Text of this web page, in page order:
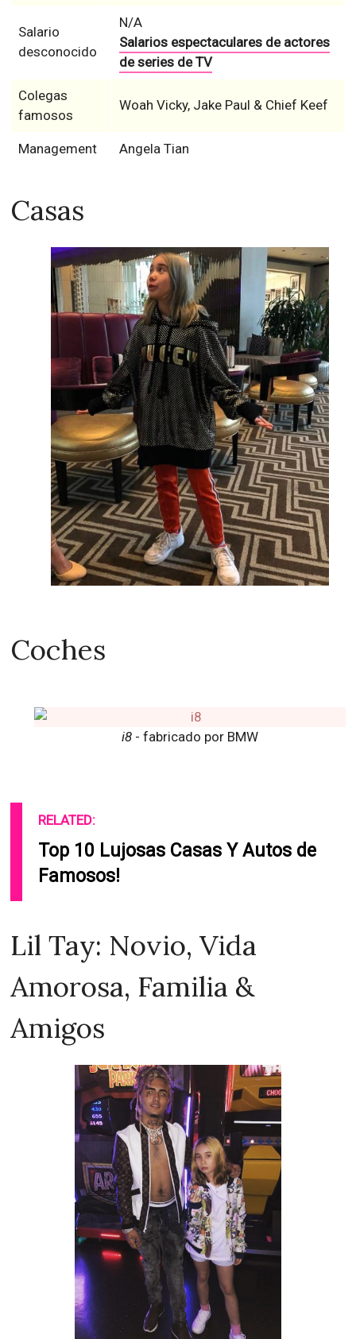
Salario
desconocido
N/A
Salarios espectaculares de actores
de series de TV
Colegas
famosos
Woah Vicky, Jake Paul & Chief Keef
Management Angela Tian
Casas
Coches
i8- fabricado por BMW
RELATED:
Top 10 Lujosas Casas Y Autos de
Famosos!
Lil Tay: Novio, Vida
Amorosa, Familia &
Amigos